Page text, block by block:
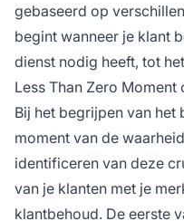
gebaseerd op
begint wanneer je klant
dienst nodig heeft, tot
Less Than Zero Moment
Bij het begrijpen van het
moment van de
identificeren van deze
van je klanten met je
klantbehoud. De eerste